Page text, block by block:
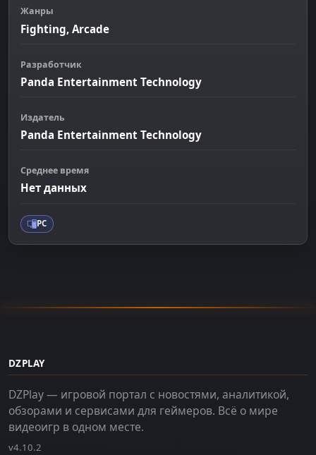
Жанры
Fighting, Arcade
Разработчик
Panda Entertainment Technology
Издатель
Panda Entertainment Technology
Среднее время
Нет данных
PC
DZPLAY
DZPlay — игровой портал с новостями, аналитикой,
обзорами и сервисами для геймеров. Всё о мире
видеоигр в одном месте.
v4.10.2